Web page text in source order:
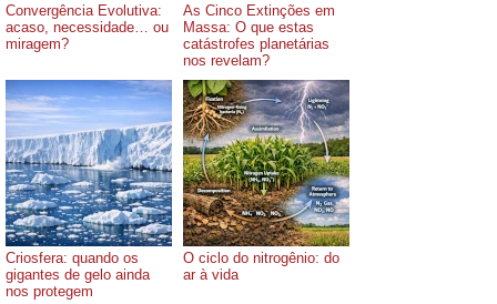
Convergência Evolutiva:
acaso, necessidade… ou
miragem?
As Cinco Extinções em
Massa: O que estas
catástrofes planetárias
nos revelam?
Criosfera: quando os
gigantes de gelo ainda
nos protegem
O ciclo do nitrogênio: do
ar à vida